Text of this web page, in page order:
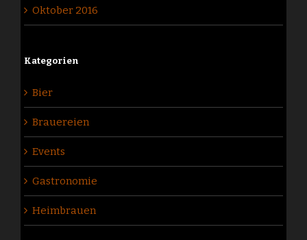
Oktober 2016
Kategorien
Bier
Brauereien
Events
Gastronomie
Heimbrauen